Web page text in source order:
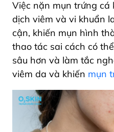
Việc nặn mụn trứng cá
dịch viêm và vi khuẩn
cận, khiến mụn hình
thao tác sai cách có
sâu hơn và làm tắc
viêm da và khiến mụn